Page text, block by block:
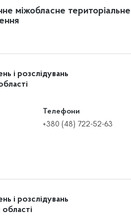
міжобласне територіальне
і розслідувань
Телефони
+380 (48) 722-52-63
і розслідувань
області